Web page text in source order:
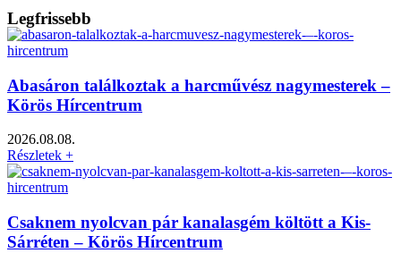
Legfrissebb
Abasáron találkoztak a harcművész nagymesterek –
Körös Hírcentrum
2026.08.08.
Részletek +
Csaknem nyolcvan pár kanalasgém költött a Kis-
Sárréten – Körös Hírcentrum